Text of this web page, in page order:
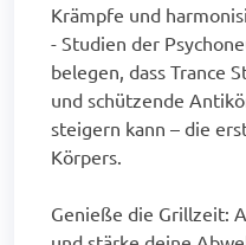
Krämpfe und
- Studien der
belegen, dass Trance
und schützende
steigern kann – die
Körpers.
Genieße die Grillzeit: